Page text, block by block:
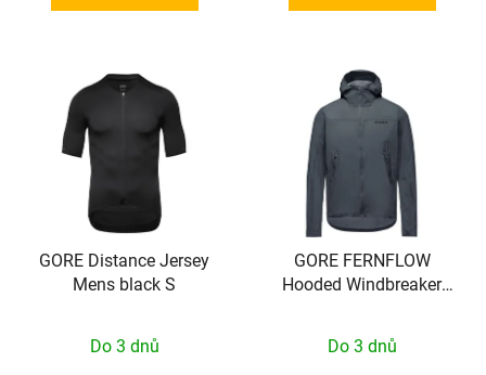
GORE Distance Jersey
Mens black S
Do 3 dnů
GORE FERNFLOW
Hooded Windbreaker
Do 3 dnů